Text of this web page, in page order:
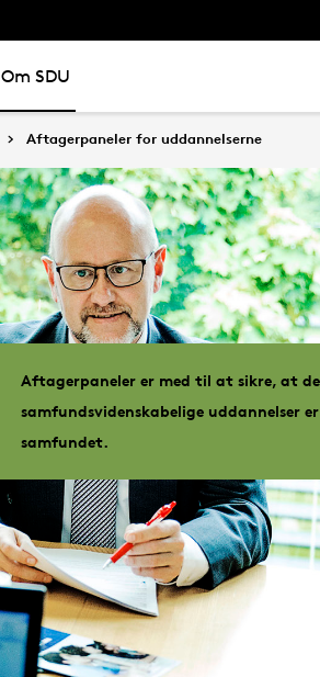
Om SDU
Aftagerpaneler for uddannelserne
Aftagerpaneler er med til at sikre, at de
samfundsvidenskabelige uddannelser
samfundet.